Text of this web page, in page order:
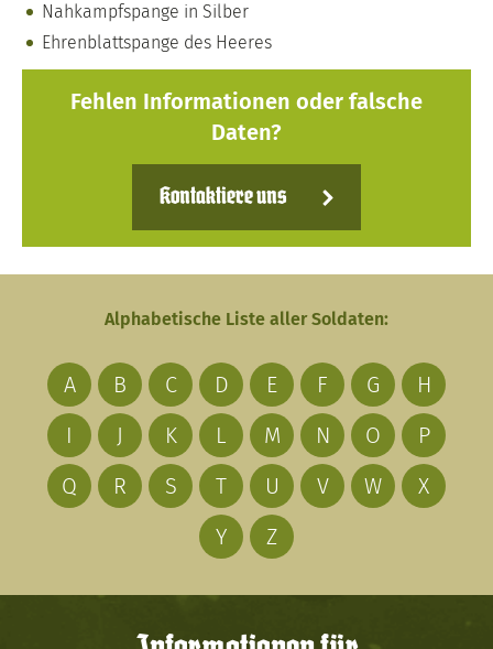
Nahkampfspange in Silber
Ehrenblattspange des Heeres
Fehlen Informationen oder falsche
Daten?
Kontaktiere uns
Alphabetische Liste aller Soldaten:
A B C D E F G
H
I
J K L M N O
P
Q
R S T U V W
X
Y
Z